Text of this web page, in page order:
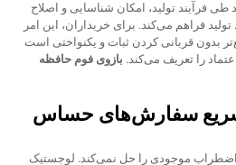
فرآیند تولید، امکان شناسایی و اصلاح
فراهم می‌کند. برای خریداران، این امر
بدون قربانی کردن ثبات و یکنواختی است
را تعریف می‌کند. بازوی فوم حافظه
سفارش‌های حساس
موجودی را حل نمی‌کند. لوجستیک